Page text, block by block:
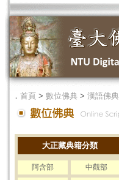
． 首頁 > 數位佛典 > 漢語佛典
大正藏典籍分類
阿含部
中觀部